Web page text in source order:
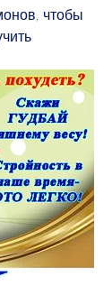
чтобы